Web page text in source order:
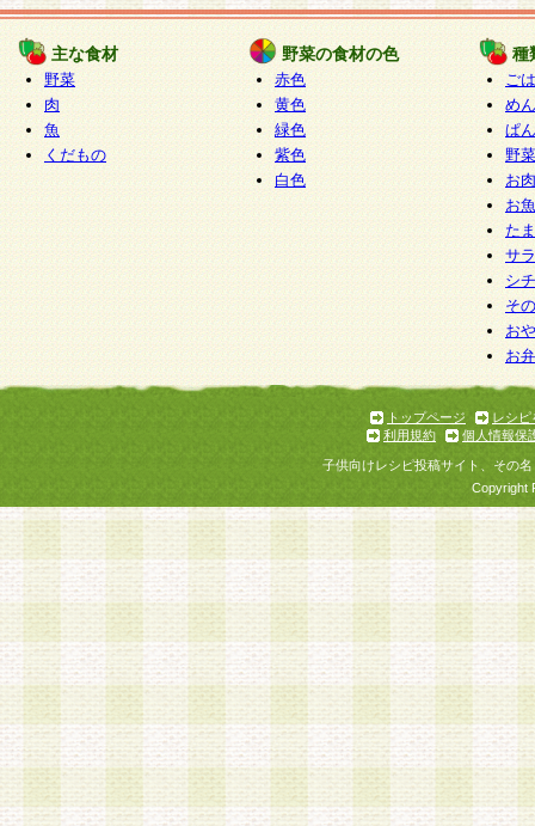
主な食材
野菜
肉
魚
くだもの
野菜の食材の色
赤色
黄色
緑色
紫色
白色
種
ご
めん
ぱん
野
お
お
た
サ
シ
そ
お
お
トップページ
レシピ
利用規約
個人情報保
子供向けレシピ投稿サイト、その
Copyright